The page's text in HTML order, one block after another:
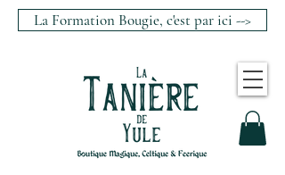
La Formation Bougie, c'est par ici -->